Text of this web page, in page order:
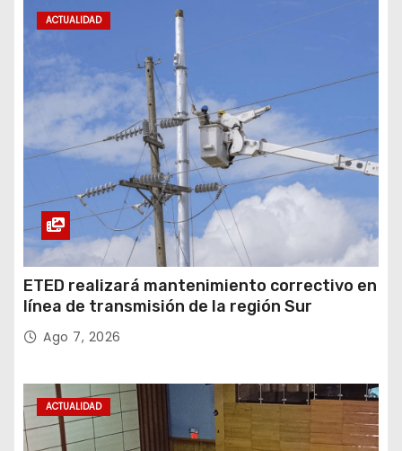
ACTUALIDAD
ETED realizará mantenimiento correctivo en
línea de transmisión de la región Sur
Ago 7, 2026
ACTUALIDAD